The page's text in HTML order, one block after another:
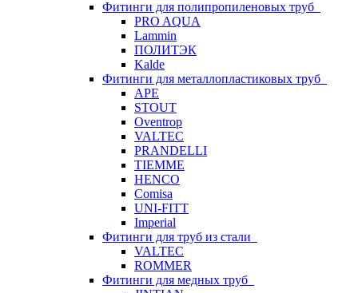
Фитинги для полипропиленовых труб
PRO AQUA
Lammin
ПОЛИТЭК
Kalde
Фитинги для металлопластиковых труб
APE
STOUT
Oventrop
VALTEC
PRANDELLI
TIEMME
HENCO
Comisa
UNI-FITT
Imperial
Фитинги для труб из стали
VALTEC
ROMMER
Фитинги для медных труб